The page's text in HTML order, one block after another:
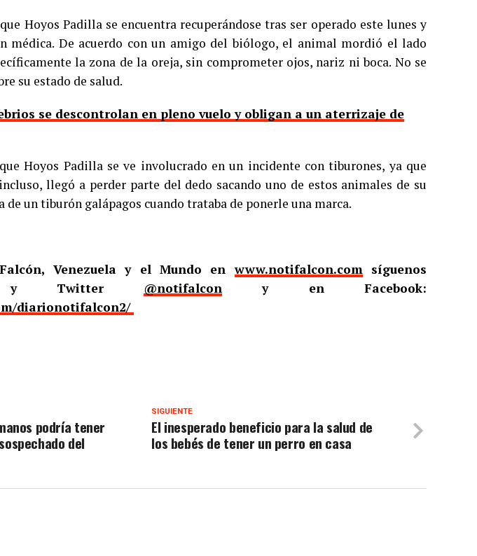
Hoyos Padilla se encuentra recuperándose tras ser operado este lunes y
médica. De acuerdo con un amigo del biólogo, el animal mordió el lado
la zona de la oreja, sin comprometer ojos, nariz ni boca. No se
su estado de salud.
se descontrolan en pleno vuelo y obligan a un aterrizaje de
Hoyos Padilla se ve involucrado en un incidente con tiburones, ya que
llegó a perder parte del dedo sacando uno de estos animales de su
de un tiburón galápagos cuando trataba de ponerle una marca.
Venezuela y el Mundo enwww.notifalcon.comsíguenos
Twitter @notifalcon y en Facebook:
diarionotifalcon2/
SIGUIENTE
El inesperado beneficio para la salud de
los bebés de tener un perro en casa
podría tener
del